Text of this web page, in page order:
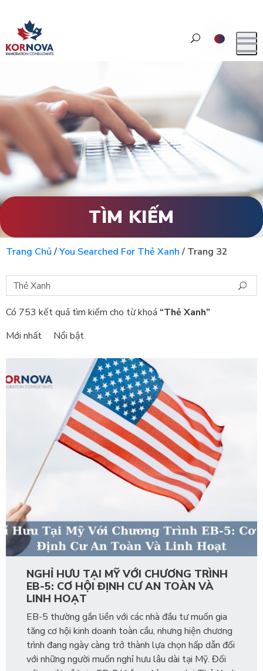
TÌM KIẾM
Trang Chủ/You Searched For Thẻ Xanh/ Trang 32
Có 753 kết quả tìm kiếm cho từ khoá “Thẻ Xanh”
Mới nhất
Nổi bật
NGHỈ HƯU TẠI MỸ VỚI CHƯƠNG TRÌNH
EB-5: CƠ HỘI ĐỊNH CƯ AN TOÀN VÀ
LINH HOẠT
EB-5 thường gắn liền với các nhà đầu tư muốn gia
tăng cơ hội kinh doanh toàn cầu, nhưng hiện chương
trình đang ngày càng trở thành lựa chọn hấp dẫn đối
với những người muốn nghỉ hưu lâu dài tại Mỹ. Đối